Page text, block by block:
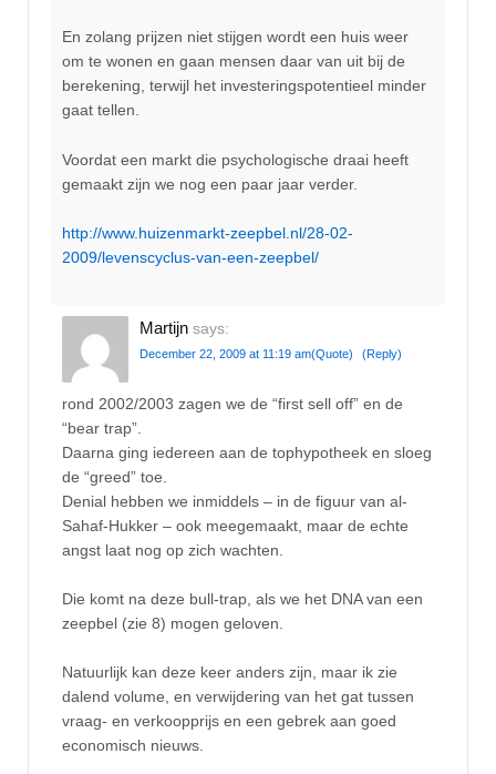
En zolang prijzen niet stijgen wordt een huis weer
om te wonen en gaan mensen daar van uit bij de
berekening, terwijl het investeringspotentieel minder
gaat tellen.
Voordat een markt die psychologische draai heeft
gemaakt zijn we nog een paar jaar verder.
http://www.huizenmarkt-zeepbel.nl/28-02-
2009/levenscyclus-van-een-zeepbel/
Martijn says:
December 22, 2009 at 11:19 am(Quote) (Reply)
rond 2002/2003 zagen we de “first sell off” en de
“bear trap”.
Daarna ging iedereen aan de tophypotheek en sloeg
de “greed” toe.
Denial hebben we inmiddels – in de figuur van al-
Sahaf-Hukker – ook meegemaakt, maar de echte
angst laat nog op zich wachten.
Die komt na deze bull-trap, als we het DNA van een
zeepbel (zie 8) mogen geloven.
Natuurlijk kan deze keer anders zijn, maar ik zie
dalend volume, en verwijdering van het gat tussen
vraag- en verkoopprijs en een gebrek aan goed
economisch nieuws.